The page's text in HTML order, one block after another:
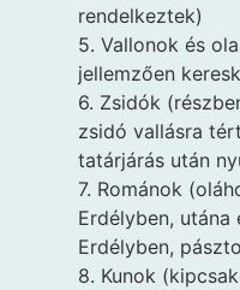
rendelkeztek)
5. Vallonok és
jellemzően
6. Zsidók
zsidó vallásra
tatárjárás után
7. Románok
Erdélyben,
Erdélyben,
8. Kunok